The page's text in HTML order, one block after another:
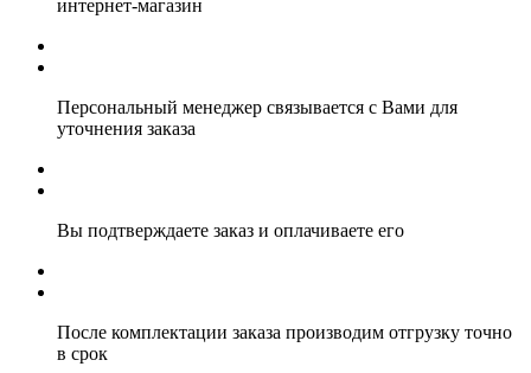
интернет-магазин
Персональный менеджер связывается с Вами для
уточнения заказа
Вы подтверждаете заказ и оплачиваете его
После комплектации заказа производим отгрузку точно
в срок